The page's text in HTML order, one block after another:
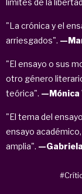
"La crónica y el
arriesgados".
"El ensayo o sus
otro género
teórica". —Mónica
"El tema del
ensayo
amplia".